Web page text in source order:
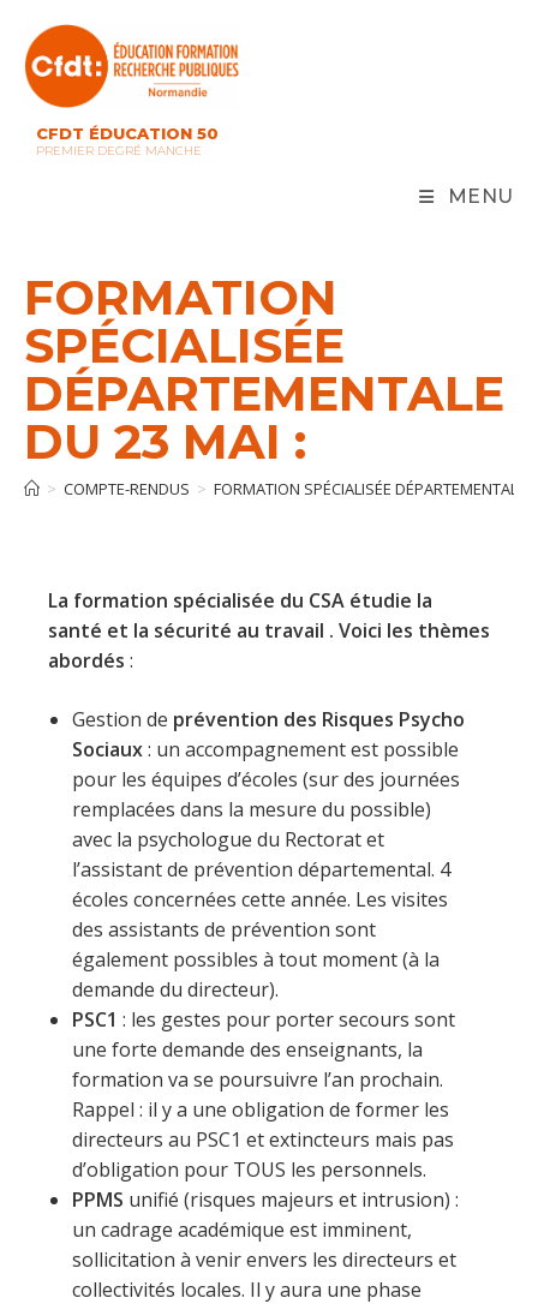
content
CFDT ÉDUCATION 50
PREMIER DEGRÉ MANCHE
MENU
FORMATION
SPÉCIALISÉE
DÉPARTEMENTALE
DU 23 MAI :
> COMPTE-RENDUS > FORMATION SPÉCIALISÉE DÉPARTEMENTALE
La formation spécialisée du CSA étudie la
santé et la sécurité au travail . Voici les thèmes
abordés :
Gestion de prévention des Risques Psycho
Sociaux: un accompagnement est possible
pour les équipes d’écoles (sur des journées
remplacées dans la mesure du possible)
avec la psychologue du Rectorat et
l’assistant de prévention départemental. 4
écoles concernées cette année. Les visites
des assistants de prévention sont
également possibles à tout moment (à la
demande du directeur).
PSC1 : les gestes pour porter secours sont
une forte demande des enseignants, la
formation va se poursuivre l’an prochain.
Rappel : il y a une obligation de former les
directeurs au PSC1 et extincteurs mais pas
d’obligation pour TOUS les personnels.
PPMS unifié (risques majeurs et intrusion) :
un cadrage académique est imminent,
sollicitation à venir envers les directeurs et
collectivités locales. Il y aura une phase